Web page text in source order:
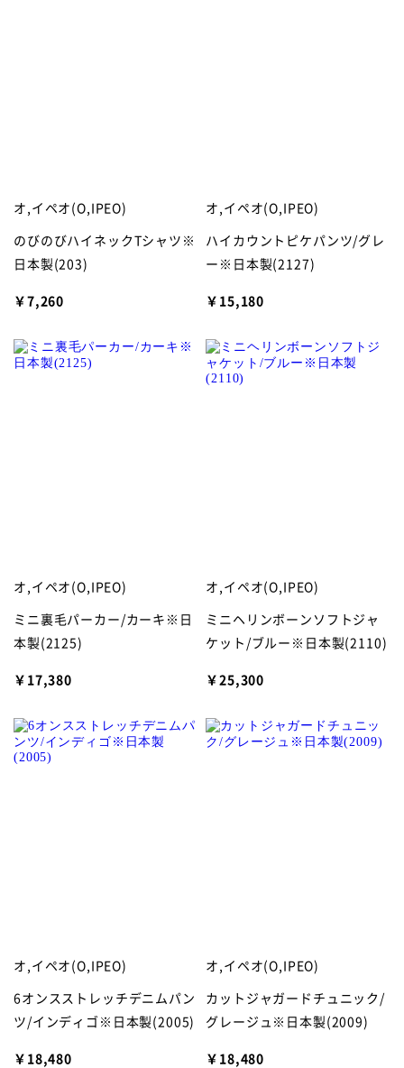
オ,イペオ(O,IPEO)
のびのびハイネックTシャツ※
日本製(203)
￥7,260
オ,イペオ(O,IPEO)
ハイカウントピケパンツ/グレ
ー※日本製(2127)
￥15,180
オ,イペオ(O,IPEO)
ミニ裏毛パーカー/カーキ※日
本製(2125)
￥17,380
オ,イペオ(O,IPEO)
ミニヘリンボーンソフトジャ
ケット/ブルー※日本製(2110)
￥25,300
オ,イペオ(O,IPEO)
6オンスストレッチデニムパン
ツ/インディゴ※日本製(2005)
￥18,480
オ,イペオ(O,IPEO)
カットジャガードチュニック/
グレージュ※日本製(2009)
￥18,480